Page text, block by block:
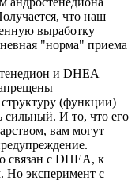
что наш
выработку
"норма" приема
и DHEA
(функции)
сильный. И то, что его
вам могут
связан с DHEA, к
Но эксперимент с